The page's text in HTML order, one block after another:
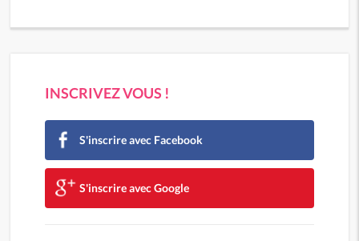
INSCRIVEZ VOUS !
S'inscrire avec Facebook
S'inscrire avec Google